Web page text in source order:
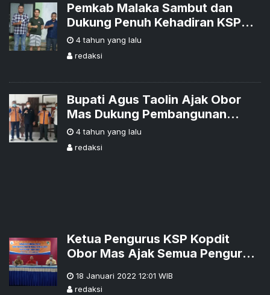
Pemkab Malaka Sambut dan
Dukung Penuh Kehadiran KSP
Kopdit Obor Mas untuk
Berkiprah di Wilayah Malaka
4 tahun yang lalu
redaksi
Bupati Agus Taolin Ajak Obor
Mas Dukung Pembangunan
Ekonomi di Belu
4 tahun yang lalu
redaksi
Ketua Pengurus KSP Kopdit
Obor Mas Ajak Semua Pengurus
Terbuka
18 Januari 2022 12:01 WIB
redaksi